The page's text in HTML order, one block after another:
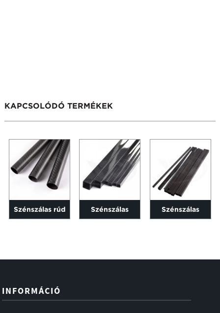
KAPCSOLÓDÓ TERMÉKEK
Szénszálas rúd Szénszálas Szénszálas
INFORMÁCIÓ